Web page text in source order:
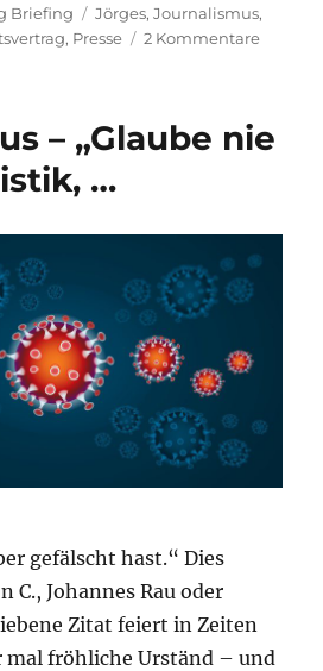
Briefing Schlagwörter
Jörges,Journalismus,
, Presse 2 Kommentarezu
30.
Special
– „Glaube nie
…
gefälscht hast.“ Dies
C., Johannes Rau oder
Zitat feiert in Zeiten
mal fröhliche Urständ – und